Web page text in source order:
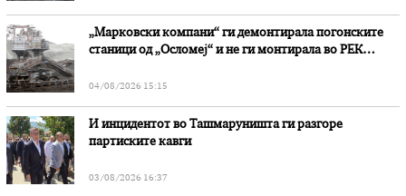
„Марковски компани“ ги демонтирала погонските
станици од „Осломеј“ и не ги монтирала во РЕК
04/08/2026 15:15
И инцидентот во Ташмаруништa ги разгоре
партиските кавги
03/08/2026 16:37